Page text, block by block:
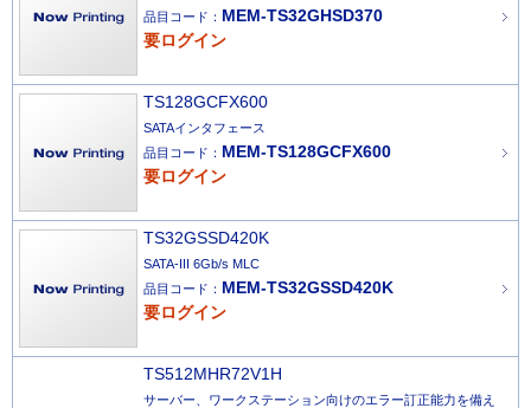
品目コード： MEM-TS32GHSD370
要ログイン
TS128GCFX600
SATAインタフェース
品目コード： MEM-TS128GCFX600
要ログイン
TS32GSSD420K
SATA-III 6Gb/s MLC
品目コード： MEM-TS32GSSD420K
要ログイン
TS512MHR72V1H
サーバー、ワークステーション向けのエラー訂正能力を備え